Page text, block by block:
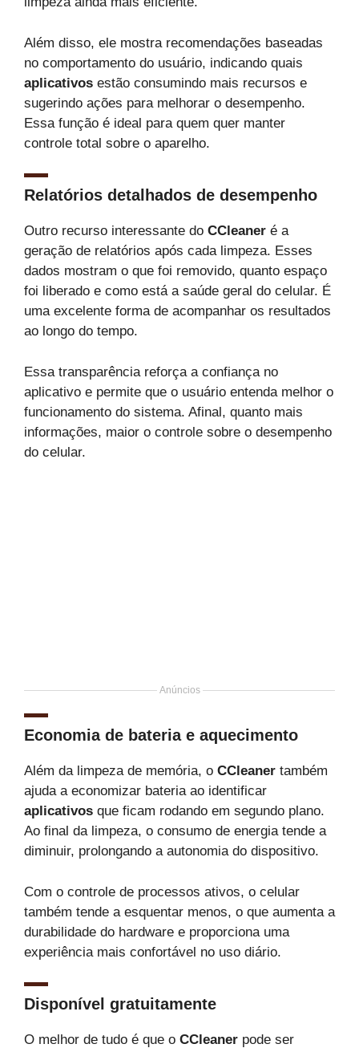
Além disso, ele mostra recomendações baseadas
no comportamento do usuário, indicando quais
aplicativos estão consumindo mais recursos e
sugerindo ações para melhorar o desempenho.
Essa função é ideal para quem quer manter
controle total sobre o aparelho.
Relatórios detalhados de desempenho
Outro recurso interessante do CCleaner é a
geração de relatórios após cada limpeza. Esses
dados mostram o que foi removido, quanto espaço
foi liberado e como está a saúde geral do celular. É
uma excelente forma de acompanhar os resultados
ao longo do tempo.
Essa transparência reforça a confiança no
aplicativo e permite que o usuário entenda melhor o
funcionamento do sistema. Afinal, quanto mais
informações, maior o controle sobre o desempenho
do celular.
Anúncios
Economia de bateria e aquecimento
Além da limpeza de memória, o CCleaner também
ajuda a economizar bateria ao identificar
aplicativos que ficam rodando em segundo plano.
Ao final da limpeza, o consumo de energia tende a
diminuir, prolongando a autonomia do dispositivo.
Com o controle de processos ativos, o celular
também tende a esquentar menos, o que aumenta a
durabilidade do hardware e proporciona uma
experiência mais confortável no uso diário.
Disponível gratuitamente
O melhor de tudo é que o CCleaner pode ser